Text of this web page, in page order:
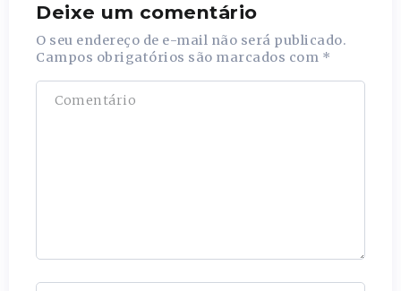
Deixe um comentário
O seu endereço de e-mail não será publicado.
Campos obrigatórios são marcados com *